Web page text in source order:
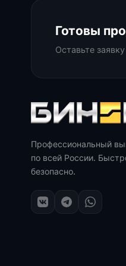
Готовы
Оставьте
Профессиональный
по всей России.
безопасно.